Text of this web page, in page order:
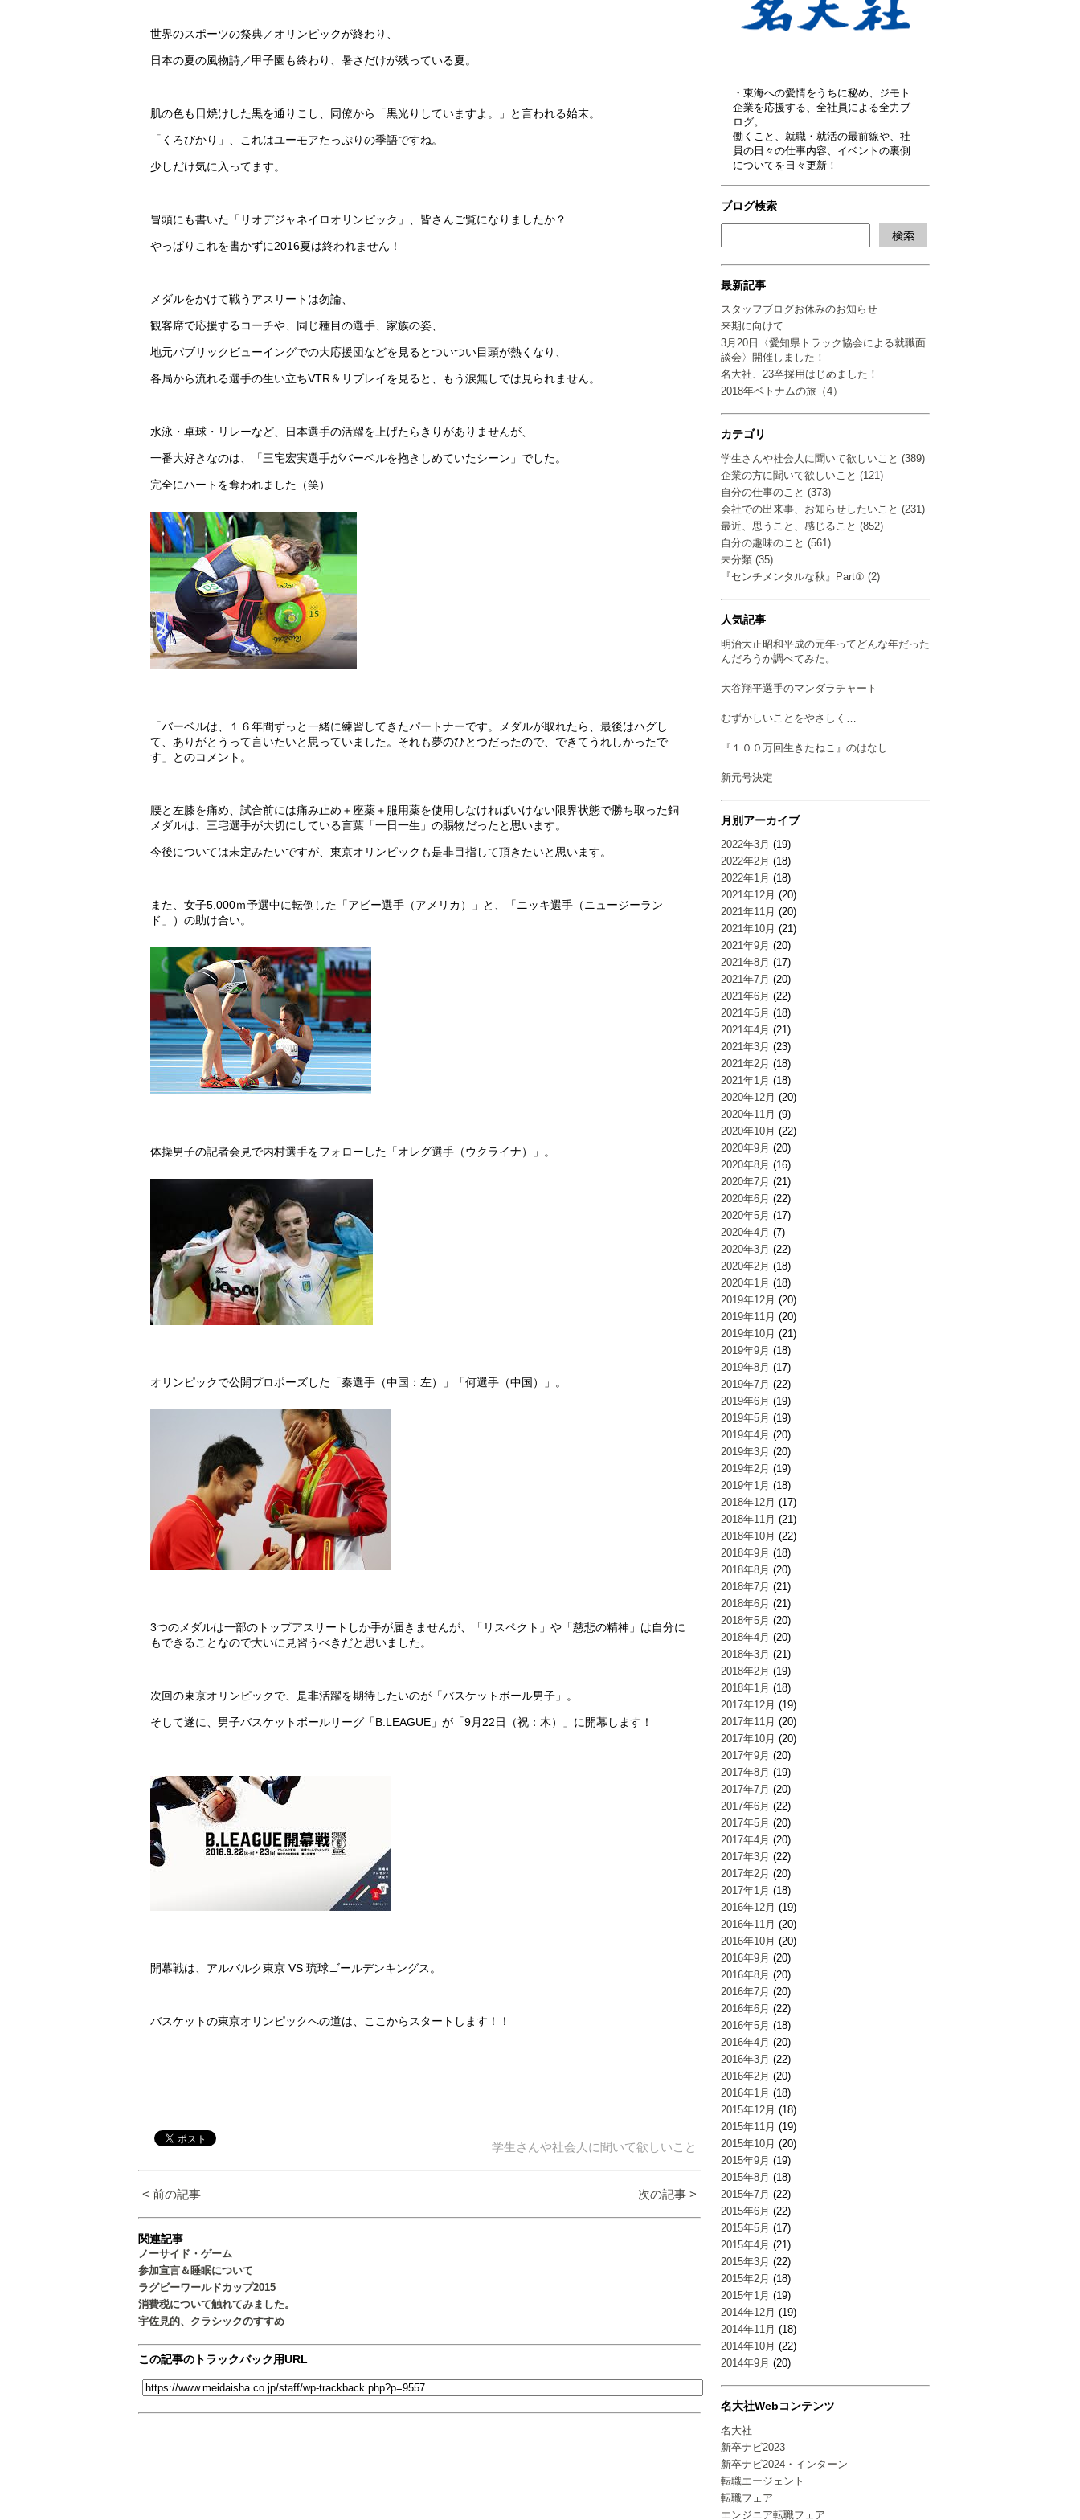
・東海への愛情をうちに秘め、ジモト
企業を応援する、全社員による全力ブ
ログ。
働くこと、就職・就活の最前線や、社
員の日々の仕事内容、イベントの裏側
についてを日々更新！
ブログ検索
最新記事
スタッフブログお休みのお知らせ
来期に向けて
3月20日〈愛知県トラック協会による就職面
談会〉開催しました！
名大社、23卒採用はじめました！
2018年ベトナムの旅（4）
カテゴリ
学生さんや社会人に聞いて欲しいこと (389)
企業の方に聞いて欲しいこと (121)
自分の仕事のこと (373)
会社での出来事、お知らせしたいこと (231)
最近、思うこと、感じること (852)
自分の趣味のこと (561)
未分類 (35)
『センチメンタルな秋』Part① (2)
人気記事
明治大正昭和平成の元年ってどんな年だった
んだろうか調べてみた。
大谷翔平選手のマンダラチャート
むずかしいことをやさしく…
『１００万回生きたねこ』のはなし
新元号決定
月別アーカイブ
2022年3月 (19)
2022年2月 (18)
2022年1月 (18)
2021年12月 (20)
2021年11月 (20)
2021年10月 (21)
2021年9月 (20)
2021年8月 (17)
2021年7月 (20)
2021年6月 (22)
2021年5月 (18)
2021年4月 (21)
2021年3月 (23)
2021年2月 (18)
2021年1月 (18)
2020年12月 (20)
2020年11月 (9)
2020年10月 (22)
2020年9月 (20)
2020年8月 (16)
2020年7月 (21)
2020年6月 (22)
2020年5月 (17)
2020年4月 (7)
2020年3月 (22)
2020年2月 (18)
2020年1月 (18)
2019年12月 (20)
2019年11月 (20)
2019年10月 (21)
2019年9月 (18)
2019年8月 (17)
2019年7月 (22)
2019年6月 (19)
2019年5月 (19)
2019年4月 (20)
2019年3月 (20)
2019年2月 (19)
2019年1月 (18)
2018年12月 (17)
2018年11月 (21)
2018年10月 (22)
2018年9月 (18)
2018年8月 (20)
2018年7月 (21)
2018年6月 (21)
2018年5月 (20)
2018年4月 (20)
2018年3月 (21)
2018年2月 (19)
2018年1月 (18)
2017年12月 (19)
2017年11月 (20)
2017年10月 (20)
2017年9月 (20)
2017年8月 (19)
2017年7月 (20)
2017年6月 (22)
2017年5月 (20)
2017年4月 (20)
2017年3月 (22)
2017年2月 (20)
2017年1月 (18)
2016年12月 (19)
2016年11月 (20)
2016年10月 (20)
2016年9月 (20)
2016年8月 (20)
2016年7月 (20)
2016年6月 (22)
2016年5月 (18)
2016年4月 (20)
2016年3月 (22)
2016年2月 (20)
2016年1月 (18)
2015年12月 (18)
2015年11月 (19)
2015年10月 (20)
2015年9月 (19)
2015年8月 (18)
2015年7月 (22)
2015年6月 (22)
2015年5月 (17)
2015年4月 (21)
2015年3月 (22)
2015年2月 (18)
2015年1月 (19)
2014年12月 (19)
2014年11月 (18)
2014年10月 (22)
2014年9月 (20)
名大社Webコンテンツ
名大社
新卒ナビ2023
新卒ナビ2024・インターン
転職エージェント
転職フェア
エンジニア転職フェア
世界のスポーツの祭典／オリンピックが終わり、
日本の夏の風物詩／甲子園も終わり、暑さだけが残っている夏。
肌の色も日焼けした黒を通りこし、同僚から「黒光りしていますよ。」と言われる始末。
「くろびかり」、これはユーモアたっぷりの季語ですね。
少しだけ気に入ってます。
冒頭にも書いた「リオデジャネイロオリンピック」、皆さんご覧になりましたか？
やっぱりこれを書かずに2016夏は終われません！
メダルをかけて戦うアスリートは勿論、
観客席で応援するコーチや、同じ種目の選手、家族の姿、
地元パブリックビューイングでの大応援団などを見るとついつい目頭が熱くなり、
各局から流れる選手の生い立ちVTR＆リプレイを見ると、もう涙無しでは見られません。
水泳・卓球・リレーなど、日本選手の活躍を上げたらきりがありませんが、
一番大好きなのは、「三宅宏実選手がバーベルを抱きしめていたシーン」でした。
完全にハートを奪われました（笑）
「バーベルは、１６年間ずっと一緒に練習してきたパートナーです。メダルが取れたら、最後はハグし
て、ありがとうって言いたいと思っていました。それも夢のひとつだったので、できてうれしかったで
す」とのコメント。
腰と左膝を痛め、試合前には痛み止め＋座薬＋服用薬を使用しなければいけない限界状態で勝ち取った銅
メダルは、三宅選手が大切にしている言葉「一日一生」の賜物だったと思います。
今後については未定みたいですが、東京オリンピックも是非目指して頂きたいと思います。
また、女子5,000ｍ予選中に転倒した「アビー選手（アメリカ）」と、「ニッキ選手（ニュージーラン
ド」）の助け合い。
体操男子の記者会見で内村選手をフォローした「オレグ選手（ウクライナ）」。
オリンピックで公開プロポーズした「秦選手（中国：左）」「何選手（中国）」。
3つのメダルは一部のトップアスリートしか手が届きませんが、「リスペクト」や「慈悲の精神」は自分に
もできることなので大いに見習うべきだと思いました。
次回の東京オリンピックで、是非活躍を期待したいのが「バスケットボール男子」。
そして遂に、男子バスケットボールリーグ「B.LEAGUE」が「9月22日（祝：木）」に開幕します！
開幕戦は、アルバルク東京 VS 琉球ゴールデンキングス。
バスケットの東京オリンピックへの道は、ここからスタートします！！
学生さんや社会人に聞いて欲しいこと
< 前の記事 次の記事 >
関連記事
ノーサイド・ゲーム
参加宣言＆睡眠について
ラグビーワールドカップ2015
消費税について触れてみました。
宇佐見的、クラシックのすすめ
この記事のトラックバック用URL